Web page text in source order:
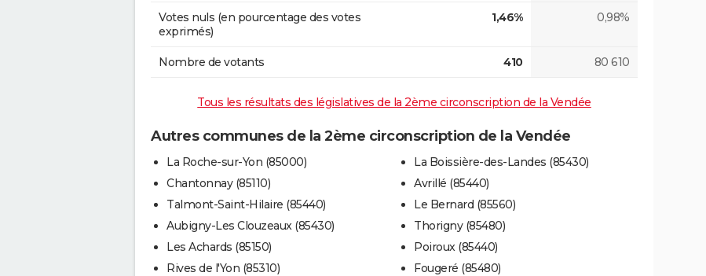
Votes nuls (en pourcentage des votes
exprimés)
1,46% 0,98%
Nombre de votants 410 80 610
Tous les résultats des législatives de la 2ème circonscription de la Vendée
Autres communes de la 2ème circonscription de la Vendée
La Roche-sur-Yon (85000)
Chantonnay (85110)
Talmont-Saint-Hilaire (85440)
Aubigny-Les Clouzeaux (85430)
Les Achards (85150)
Rives de l'Yon (85310)
La Boissière-des-Landes (85430)
Avrillé (85440)
Le Bernard (85560)
Thorigny (85480)
Poiroux (85440)
Fougeré (85480)